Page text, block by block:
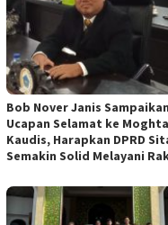
Bob Nover Janis Sampaikan
Ucapan Selamat ke
Kaudis, Harapkan DPRD
Semakin Solid Melayani